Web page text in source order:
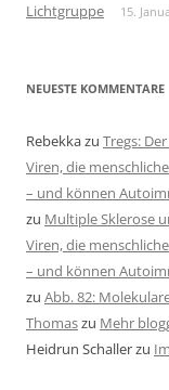
Lichtgruppe 15.
NEUESTE KOMMENTARE
Rebekkazu Tregs:
Viren, die
– und können
zu Multiple Sklerose
Viren, die
– und können
zu Abb. 82:
Thomaszu Mehr
Heidrun Schallerzu